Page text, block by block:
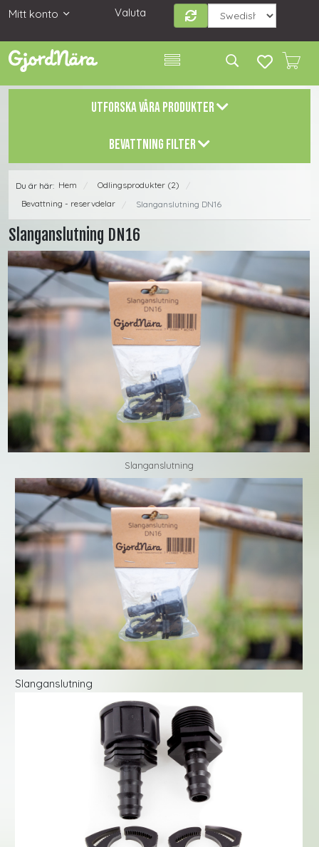
Mitt konto Valuta
UTFORSKA VÅRA PRODUKTER
BEVATTNING FILTER
Du är här: Hem / Odlingsprodukter (2)
/
Bevattning - reservdelar
/ Slanganslutning DN16
Slanganslutning DN16
Slanganslutning
Slanganslutning